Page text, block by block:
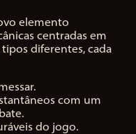
elemento
centradas em
diferentes, cada
com um
do jogo.